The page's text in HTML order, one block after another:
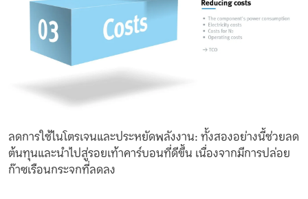
ลดการใช้ไนโตรเจนและประหยัดพลังงาน: ทั้งสองอย่างนี้ช่วยลด
ต้นทุนและนำไปสู่รอยเท้าคาร์บอนที่ดีขึ้น เนื่องจากมีการปล่อย
ก๊าซเรือนกระจกที่ลดลง